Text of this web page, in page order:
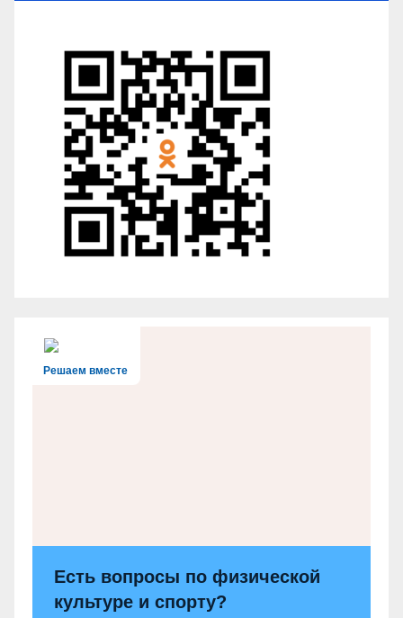
Решаем вместе
Есть вопросы по физической
культуре и спорту?